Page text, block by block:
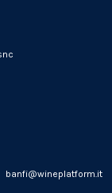
banfi@wineplatform.it